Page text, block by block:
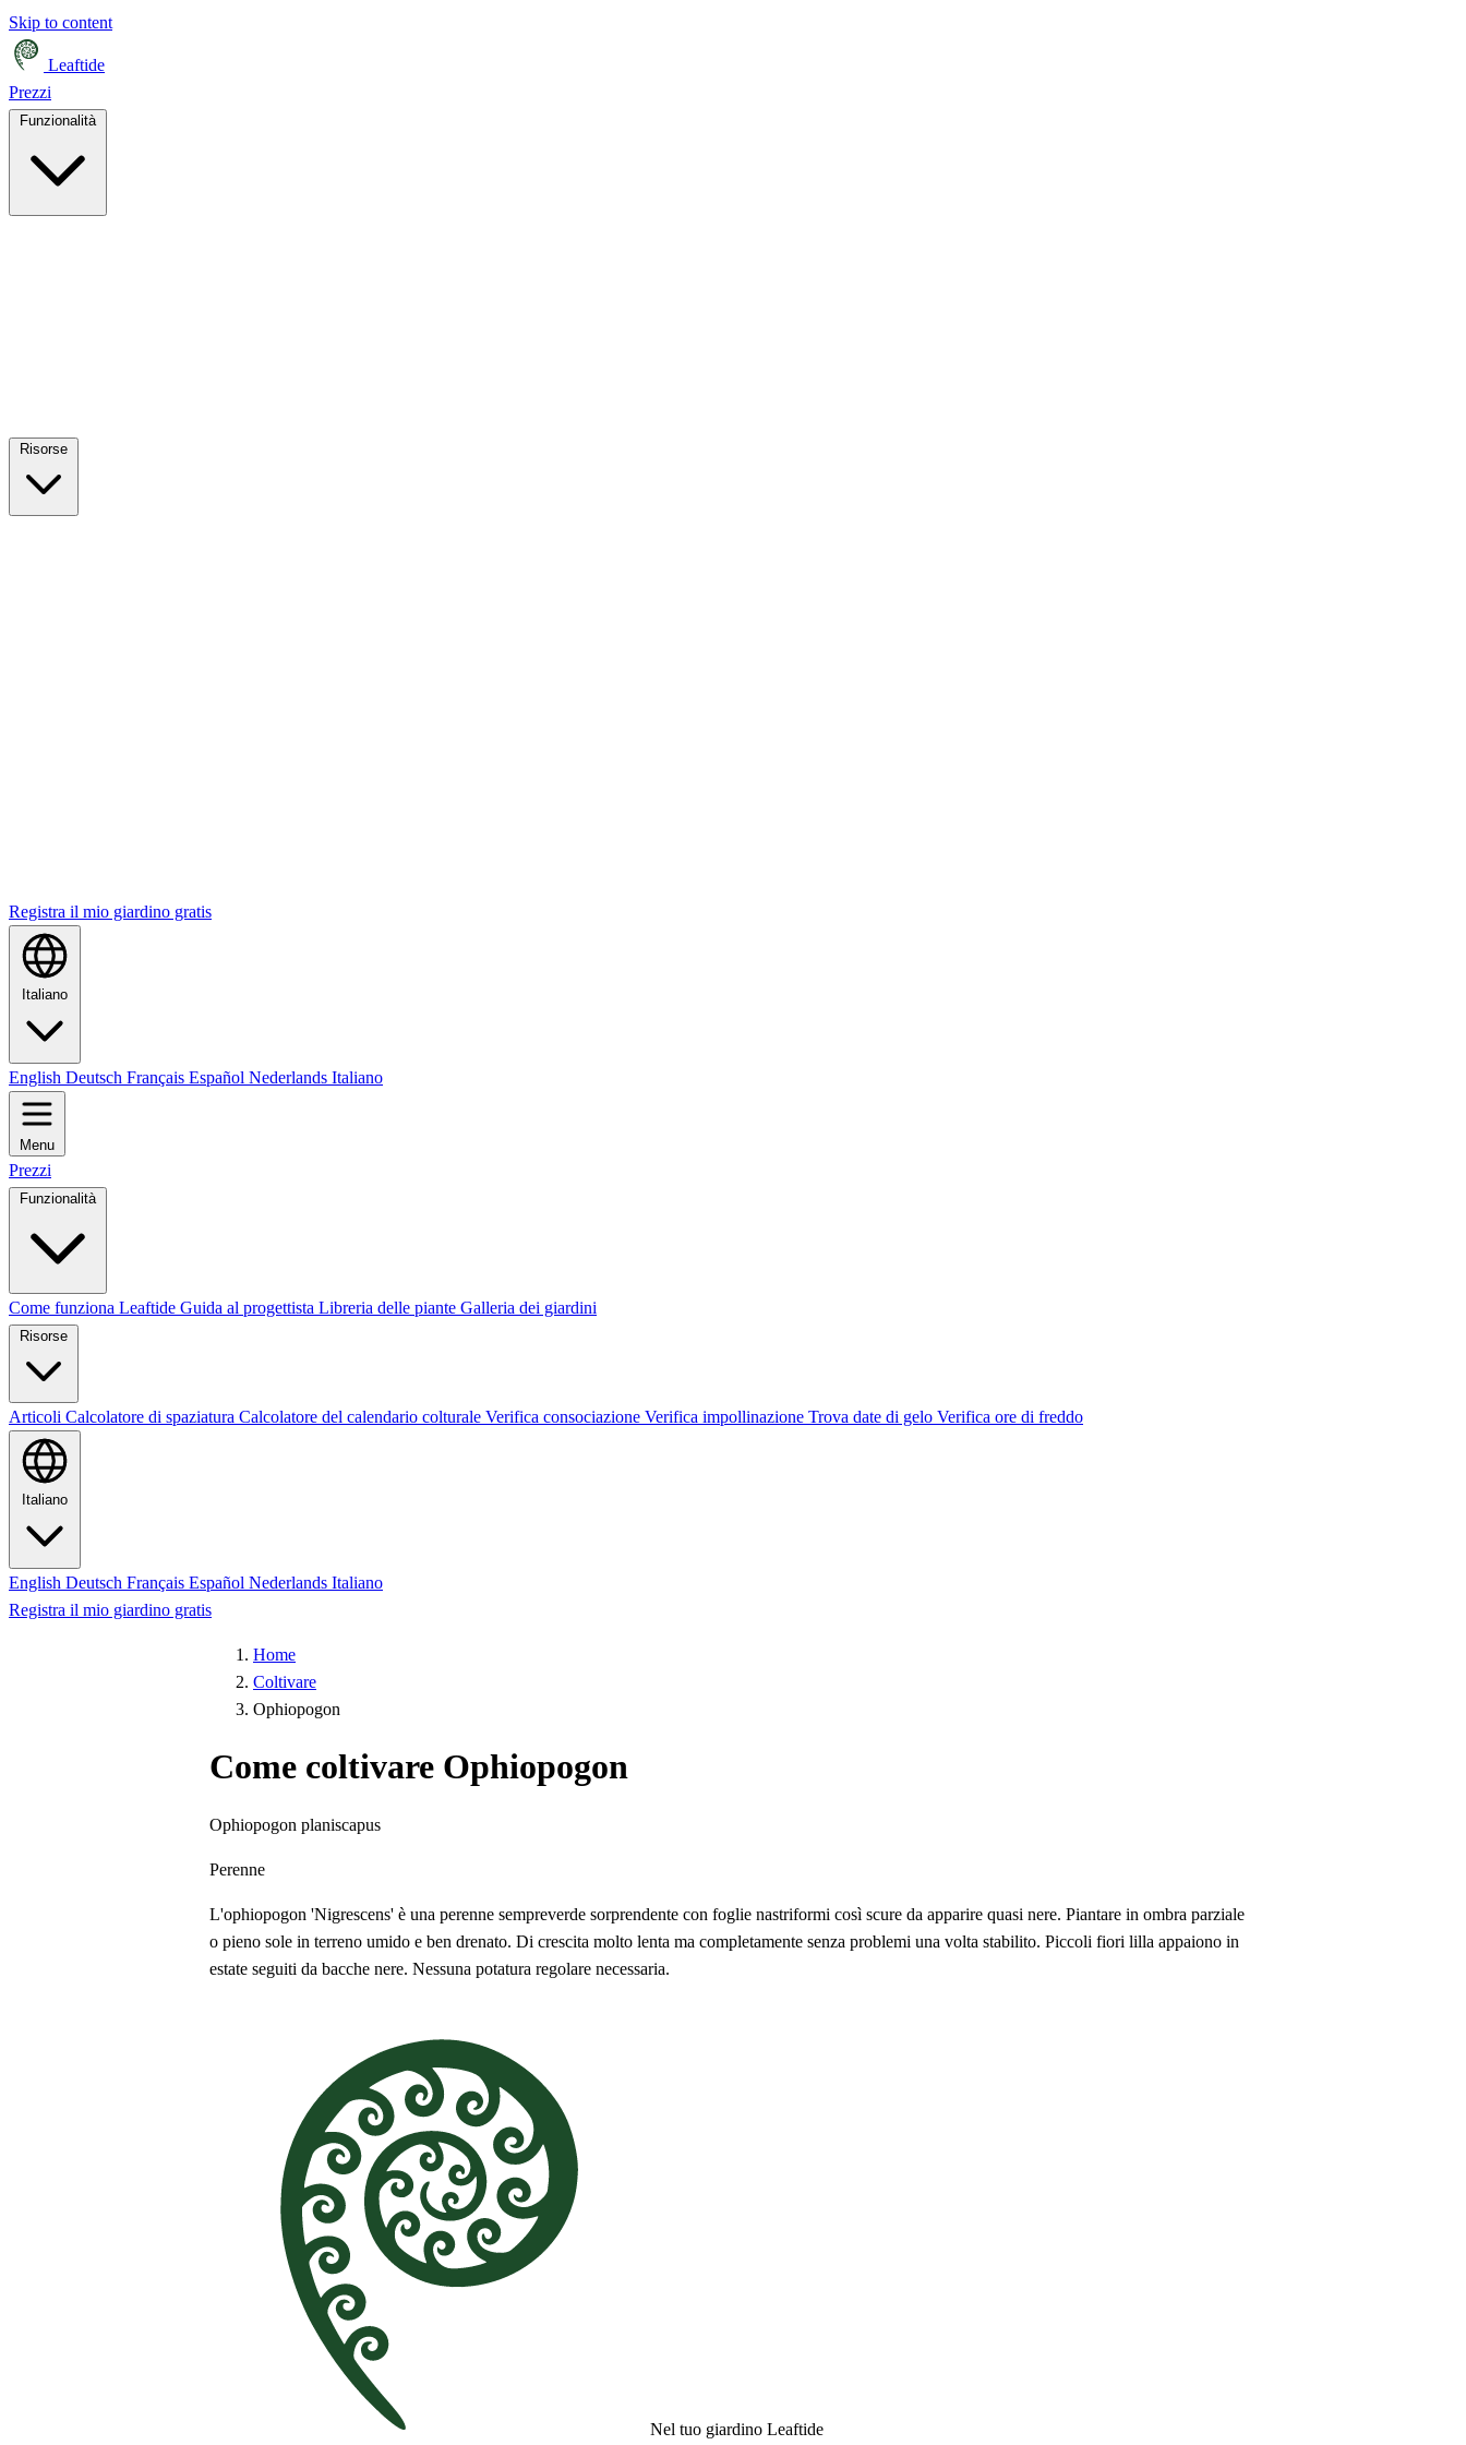
Skip to content
Leaftide
Prezzi
Funzionalità
Registra il mio giardino gratis
Italiano
English Deutsch Français Español Nederlands Italiano
Menu
Prezzi
Funzionalità
Come funziona Leaftide Guida al progettista Libreria delle piante Galleria dei giardini
Risorse
Articoli Calcolatore di spaziatura Calcolatore del calendario colturale Verifica consociazione Verifica impollinazione Trova date di gelo Verifica ore di freddo
Italiano
English Deutsch Français Español Nederlands Italiano
Registra il mio giardino gratis
Home
Coltivare
Ophiopogon
Come coltivare Ophiopogon
Ophiopogon planiscapus
Perenne
L'ophiopogon 'Nigrescens' è una perenne sempreverde sorprendente con foglie nastriformi così scure da apparire quasi nere. Piantare in ombra parziale
o pieno sole in terreno umido e ben drenato. Di crescita molto lenta ma completamente senza problemi una volta stabilito. Piccoli fiori lilla appaiono in
estate seguiti da bacche nere. Nessuna potatura regolare necessaria.
Nel tuo giardino Leaftide